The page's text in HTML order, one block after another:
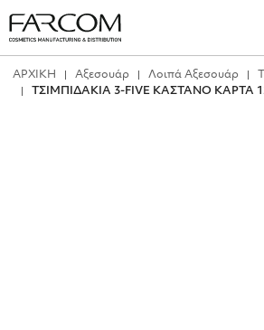
ΑΡΧΙΚΗ Αξεσουάρ Λοιπά Αξεσουάρ
ΤΣΙΜΠΙΔΑΚΙΑ 3-FIVE ΚΑΣΤΑΝΟ ΚΑΡΤΑ